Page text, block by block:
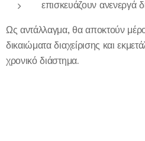
επισκευάζουν ανενεργά
Ως αντάλλαγμα, θα αποκτούν
δικαιώματα διαχείρισης και
χρονικό διάστημα.